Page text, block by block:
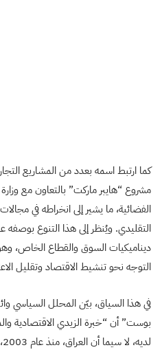
كما ارتبط اسمه بعدد من المشاريع
مشروع “هايبر ماركت” بالتعاون مع
الفضائية، ما يشير إلى انخراطه في
التقليدي. ويُنظر إلى هذا التنوع
ديناميكيات السوق والقطاع الخاص،
التوجه نحو تنشيط الاقتصاد وتقليل
في هذا السياق، بيّن المحلل السياسي
بوست” أن “خبرة الزيدي الاقتصادية